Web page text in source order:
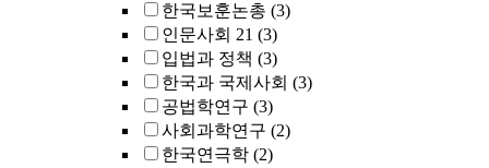
한국보훈논총 (3)
인문사회 21 (3)
입법과 정책 (3)
한국과 국제사회 (3)
공법학연구 (3)
사회과학연구 (2)
한국연극학 (2)